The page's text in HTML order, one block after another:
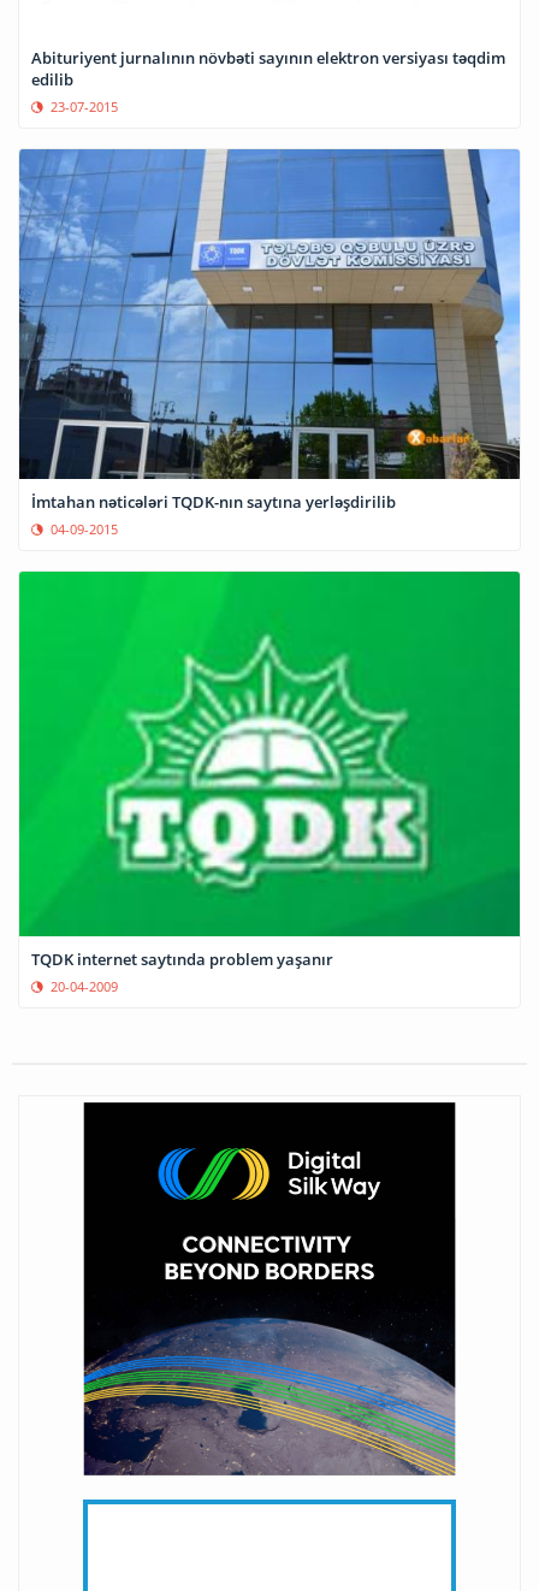
Abituriyent jurnalının növbəti sayının elektron versiyası təqdim
edilib
23-07-2015
İmtahan nəticələri TQDK-nın saytına yerləşdirilib
04-09-2015
TQDK internet saytında problem yaşanır
20-04-2009